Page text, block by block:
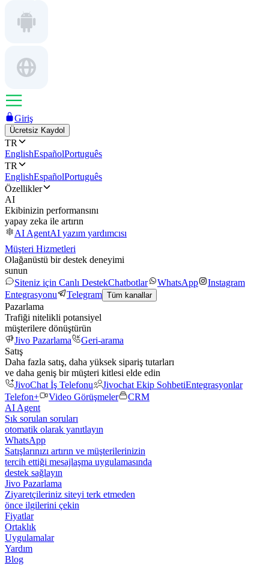
Giriş
Ücretsiz Kaydol
TR
EnglishEspañolPortuguês
TR
EnglishEspañolPortuguês
Özellikler
AI
Ekibinizin performansını
yapay zeka ile artırın
AI AgentAI yazım yardımcısı
Müşteri Hizmetleri
Olağanüstü bir destek deneyimi
sunun
Siteniz için Canlı DestekChatbotlar WhatsApp
Instagram
Entegrasyonu
Telegram Tüm kanallar
Pazarlama
Trafiği nitelikli potansiyel
müşterilere dönüştürün
Jivo Pazarlama
Geri-arama
Satış
Daha fazla satış, daha yüksek sipariş tutarları
ve daha geniş bir müşteri kitlesi elde edin
JivoChat İş Telefonu
Jivochat Ekip SohbetiEntegrasyonlar
Telefon+
Video Görüşmeler
CRM
AI Agent
Sık sorulan soruları
otomatik olarak yanıtlayın
WhatsApp
Satışlarınızı artırın ve müşterilerinizin
tercih ettiği mesajlaşma uygulamasında
destek sağlayın
Jivo Pazarlama
Ziyaretçileriniz siteyi terk etmeden
önce ilgilerini çekin
Fiyatlar
Ortaklık
Uygulamalar
Yardım
Blog